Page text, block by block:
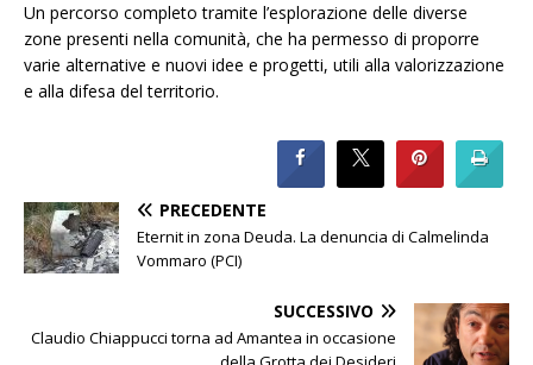
Un percorso completo tramite l’esplorazione delle diverse
zone presenti nella comunità, che ha permesso di proporre
varie alternative e nuovi idee e progetti, utili alla valorizzazione
e alla difesa del territorio.
PRECEDENTE
Eternit in zona Deuda. La denuncia di Calmelinda
Vommaro (PCI)
SUCCESSIVO
Claudio Chiappucci torna ad Amantea in occasione